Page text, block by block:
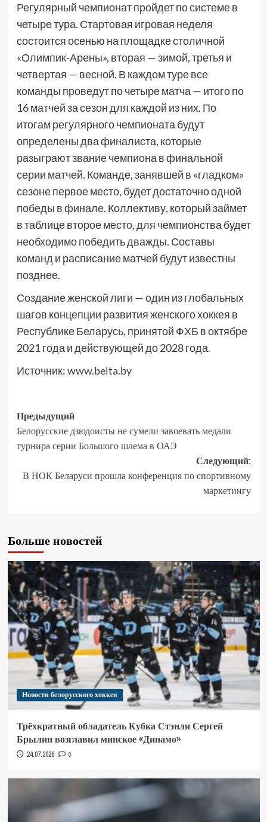
Регулярный чемпионат пройдет по системе в
четыре тура. Стартовая игровая неделя
состоится осенью на площадке столичной
«Олимпик-Арены», вторая — зимой, третья и
четвертая — весной. В каждом туре все
команды проведут по четыре матча — итого по
16 матчей за сезон для каждой из них. По
итогам регулярного чемпионата будут
определены два финалиста, которые
разыграют звание чемпиона в финальной
серии матчей. Команде, занявшей в «гладком»
сезоне первое место, будет достаточно одной
победы в финале. Коллективу, который займет
в таблице второе место, для чемпионства будет
необходимо победить дважды. Составы
команд и расписание матчей будут известны
позднее.
Создание женской лиги — один из глобальных
шагов концепции развития женского хоккея в
Республике Беларусь, принятой ФХБ в октябре
2021 года и действующей до 2028 года.
Источник:www.belta.by
Предыдущий
Белорусские дзюдоисты не сумели завоевать медали
турнира серии Большого шлема в ОАЭ
Следующий:
В НОК Беларуси прошла конференция по спортивному
маркетингу
Больше новостей
Новости белорусского хоккея
Трёхкратный обладатель Кубка Стэнли Сергей
Брылин возглавил минское «Динамо»
24.07.2026 0